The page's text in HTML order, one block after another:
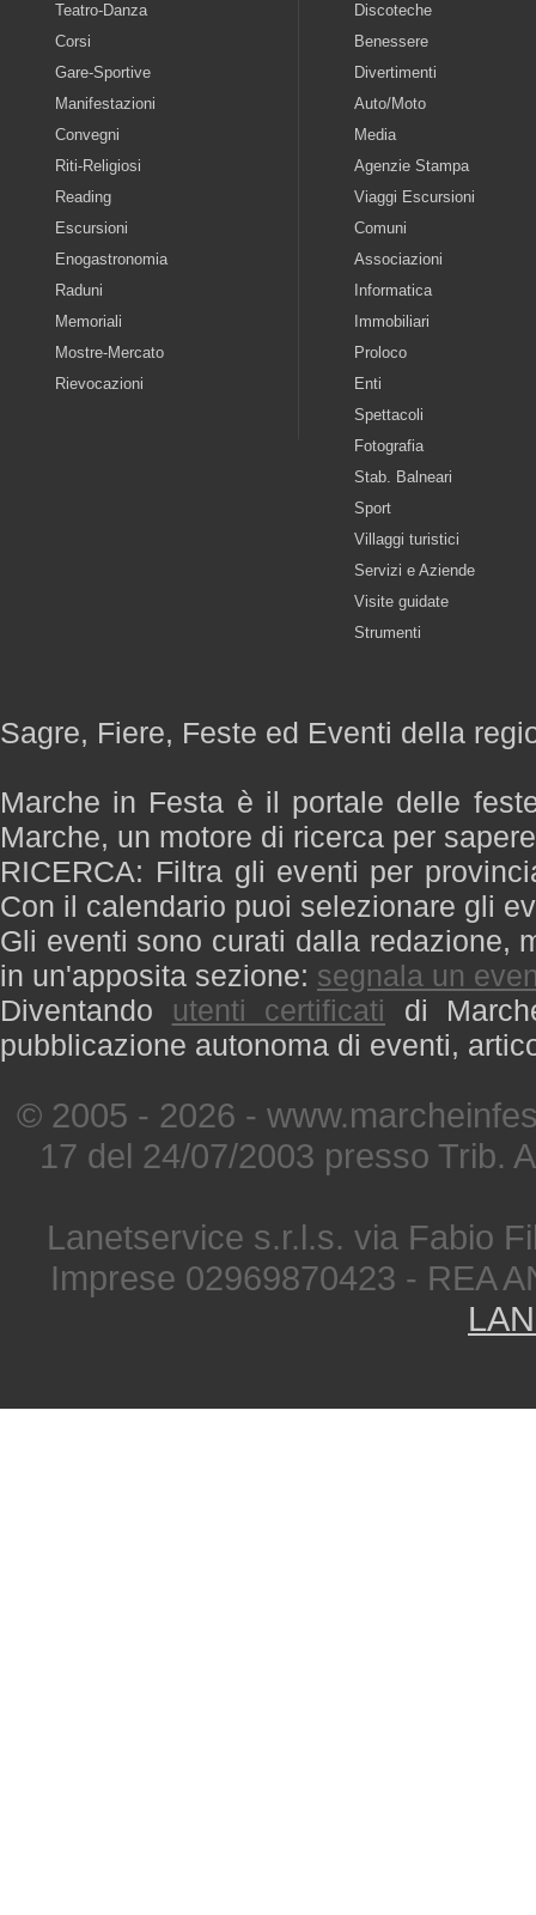
Teatro-Danza
Corsi
Gare-Sportive
Manifestazioni
Convegni
Riti-Religiosi
Reading
Escursioni
Enogastronomia
Raduni
Memoriali
Mostre-Mercato
Rievocazioni
Discoteche
Benessere
Divertimenti
Auto/Moto
Media
Agenzie Stampa
Viaggi Escursioni
Comuni
Associazioni
Informatica
Immobiliari
Proloco
Enti
Spettacoli
Fotografia
Stab. Balneari
Sport
Villaggi turistici
Servizi e Aziende
Visite guidate
Strumenti
Sagre, Fiere, Feste ed Eventi della
Marche in Festa è il portale delle
Marche, un motore di ricerca per
RICERCA: Filtra gli eventi per
Con il calendario puoi selezionare gli
Gli eventi sono curati dalla redazione,
in un'apposita sezione: segnala un
Diventando utenti certificati di
pubblicazione autonoma di eventi,
© 2005 - 2026 -
17 del 24/07/2003 presso Trib.
Lanetservice s.r.l.s. via Fabio
Imprese 02969870423 - REA